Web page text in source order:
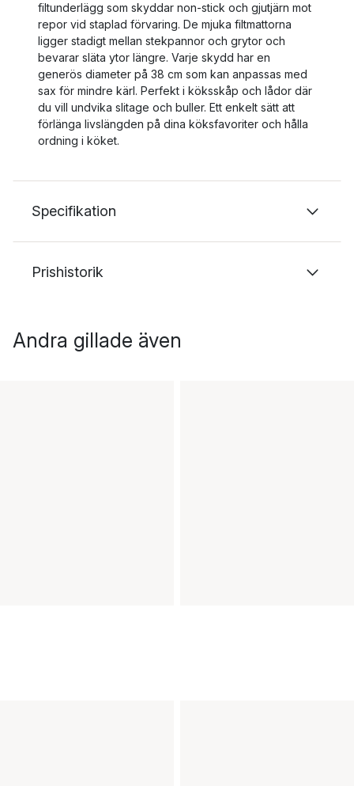
filtunderlägg som skyddar non-stick och gjutjärn mot
repor vid staplad förvaring. De mjuka filtmattorna
ligger stadigt mellan stekpannor och grytor och
bevarar släta ytor längre. Varje skydd har en
generös diameter på 38 cm som kan anpassas med
sax för mindre kärl. Perfekt i köksskåp och lådor där
du vill undvika slitage och buller. Ett enkelt sätt att
förlänga livslängden på dina köksfavoriter och hålla
ordning i köket.
Specifikation
Prishistorik
Andra gillade även